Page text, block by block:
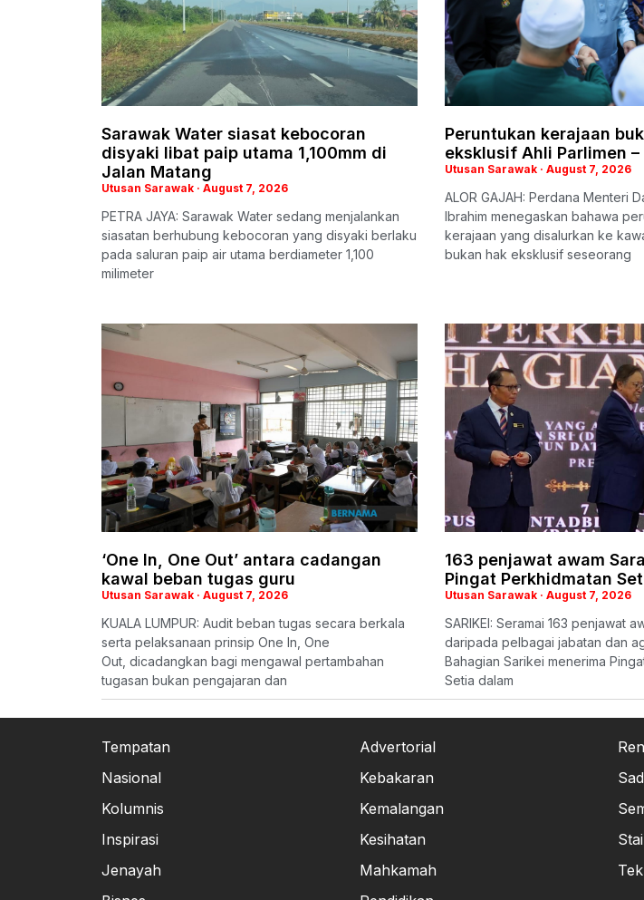
Sarawak Water siasat kebocoran
disyaki libat paip utama 1,100mm di
Jalan Matang
Utusan Sarawak August 7, 2026
PETRA JAYA: Sarawak Water sedang menjalankan
siasatan berhubung kebocoran yang disyaki berlaku
pada saluran paip air utama berdiameter 1,100
milimeter
Peruntukan kerajaan
eksklusif Ahli Parlimen –
Utusan Sarawak August 7, 2026
ALOR GAJAH: Perdana Menteri
Ibrahim menegaskan bahawa
kerajaan yang disalurkan ke
bukan hak eksklusif seseorang
‘One In, One Out’ antara cadangan
kawal beban tugas guru
Utusan Sarawak August 7, 2026
KUALA LUMPUR: Audit beban tugas secara berkala
serta pelaksanaan prinsip One In, One
Out, dicadangkan bagi mengawal pertambahan
tugasan bukan pengajaran dan
163 penjawat awam
Pingat Perkhidmatan
Utusan Sarawak August 7, 2026
SARIKEI: Seramai 163 penjawat
daripada pelbagai jabatan dan
Bahagian Sarikei menerima
Setia dalam
Tempatan
Nasional
Kolumnis
Inspirasi
Jenayah
Advertorial
Kebakaran
Kemalangan
Kesihatan
Mahkamah